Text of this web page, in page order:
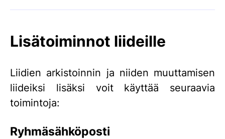
Lisätoiminnot liideille
Liidien arkistoinnin ja niiden muuttamisen
liideiksi lisäksi voit käyttää seuraavia
toimintoja:
Ryhmäsähköposti